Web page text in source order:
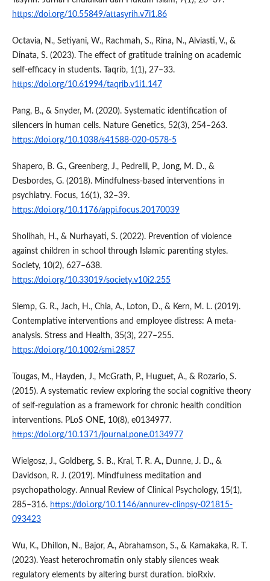
https://doi.org/10.55849/attasyrih.v7i1.86
Octavia, N., Setiyani, W., Rachmah, S., Rina, N., Alviasti, V., &
Dinata, S. (2023). The effect of gratitude training on academic
self-efficacy in students. Taqrib, 1(1), 27–33.
https://doi.org/10.61994/taqrib.v1i1.147
Pang, B., & Snyder, M. (2020). Systematic identification of
silencers in human cells. Nature Genetics, 52(3), 254–263.
https://doi.org/10.1038/s41588-020-0578-5
Shapero, B. G., Greenberg, J., Pedrelli, P., Jong, M. D., &
Desbordes, G. (2018). Mindfulness-based interventions in
psychiatry. Focus, 16(1), 32–39.
https://doi.org/10.1176/appi.focus.20170039
Sholihah, H., & Nurhayati, S. (2022). Prevention of violence
against children in school through Islamic parenting styles.
Society, 10(2), 627–638.
https://doi.org/10.33019/society.v10i2.255
Slemp, G. R., Jach, H., Chia, A., Loton, D., & Kern, M. L. (2019).
Contemplative interventions and employee distress: A meta‐
analysis. Stress and Health, 35(3), 227–255.
https://doi.org/10.1002/smi.2857
Tougas, M., Hayden, J., McGrath, P., Huguet, A., & Rozario, S.
(2015). A systematic review exploring the social cognitive theory
of self-regulation as a framework for chronic health condition
interventions. PLoS ONE, 10(8), e0134977.
https://doi.org/10.1371/journal.pone.0134977
Wielgosz, J., Goldberg, S. B., Kral, T. R. A., Dunne, J. D., &
Davidson, R. J. (2019). Mindfulness meditation and
psychopathology. Annual Review of Clinical Psychology, 15(1),
285–316. https://doi.org/10.1146/annurev-clinpsy-021815-
093423
Wu, K., Dhillon, N., Bajor, A., Abrahamson, S., & Kamakaka, R. T.
(2023). Yeast heterochromatin only stably silences weak
regulatory elements by altering burst duration. bioRxiv.